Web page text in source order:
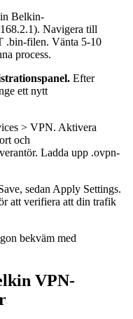
Belkin-
Navigera till
.bin-filen. Vänta 5-10
process.
Efter
ett nytt
> VPN. Aktivera
och
Ladda upp .ovpn-
sedan Apply Settings.
att verifiera att din trafik
bekväm med
VPN-